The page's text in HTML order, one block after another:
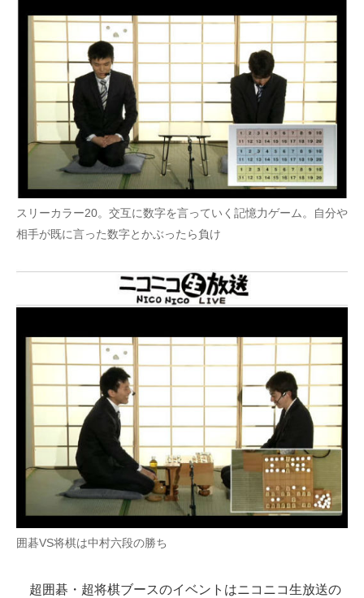
スリーカラー20。交互に数字を言っていく記憶力ゲーム。自分や
相手が既に言った数字とかぶったら負け
囲碁VS将棋は中村六段の勝ち
超囲碁・超将棋ブースのイベントはニコニコ生放送の